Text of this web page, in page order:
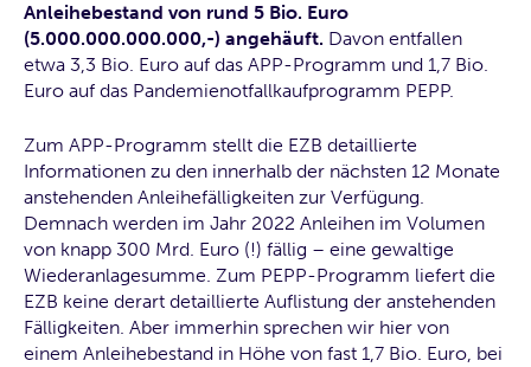
Anleihebestand von rund 5 Bio. Euro
(5.000.000.000.000,-) angehäuft. Davon entfallen
etwa 3,3 Bio. Euro auf das APP-Programm und 1,7 Bio.
Euro auf das Pandemienotfallkaufprogramm PEPP.
Zum APP-Programm stellt die EZB detaillierte
Informationen zu den innerhalb der nächsten 12 Monate
anstehenden Anleihefälligkeiten zur Verfügung.
Demnach werden im Jahr 2022 Anleihen im Volumen
von knapp 300 Mrd. Euro (!) fällig – eine gewaltige
Wiederanlagesumme. Zum PEPP-Programm liefert die
EZB keine derart detaillierte Auflistung der anstehenden
Fälligkeiten. Aber immerhin sprechen wir hier von
einem Anleihebestand in Höhe von fast 1,7 Bio. Euro, bei